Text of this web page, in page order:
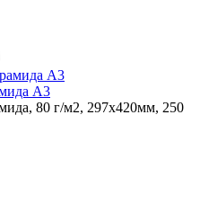
А3
80 г/м2, 297х420мм, 250